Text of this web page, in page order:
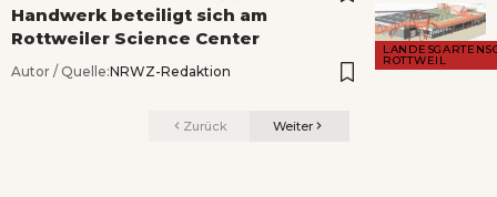
ROTTWEIL
Handwerk beteiligt sich am
Rottweiler Science Center
Autor / Quelle:NRWZ-Redaktion
Zurück Weiter